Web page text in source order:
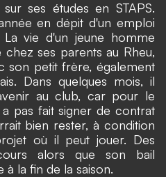
ses études en STAPS.
en dépit d'un emploi
vie d'un jeune homme
ses parents au Rheu,
son petit frère, également
Dans quelques mois, il
au club, car pour le
pas fait signer de contrat
bien rester, à condition
où il peut jouer. Des
alors que son bail
la fin de la saison.